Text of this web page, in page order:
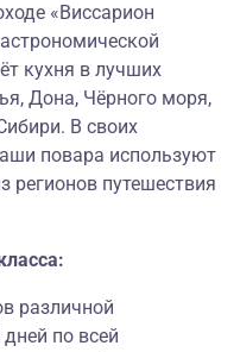
«Виссарион
кухня в лучших
Дона, Чёрного моря,
В своих
повара используют
регионов путешествия
различной
по всей